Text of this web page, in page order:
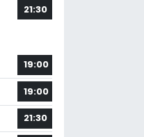
21:30
19:00
19:00
21:30